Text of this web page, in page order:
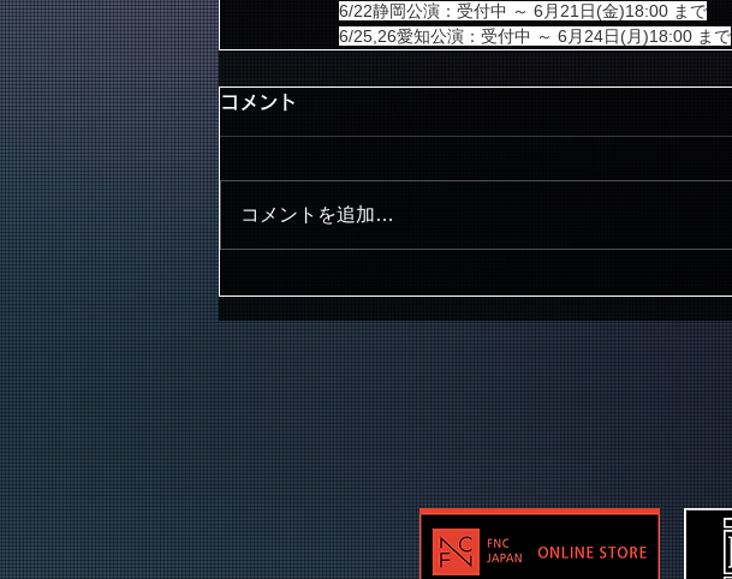
6/22静岡公演：受付中 ～ 6月21日(金)18:00 まで
6/25,26愛知公演：受付中 ～ 6月24日(月)18:00 まで
コメント
コメントを追加…